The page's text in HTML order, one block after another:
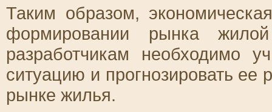
Таким образом,
формировании рынка
разработчикам необходимо
ситуацию и прогнозировать ее
рынке жилья.